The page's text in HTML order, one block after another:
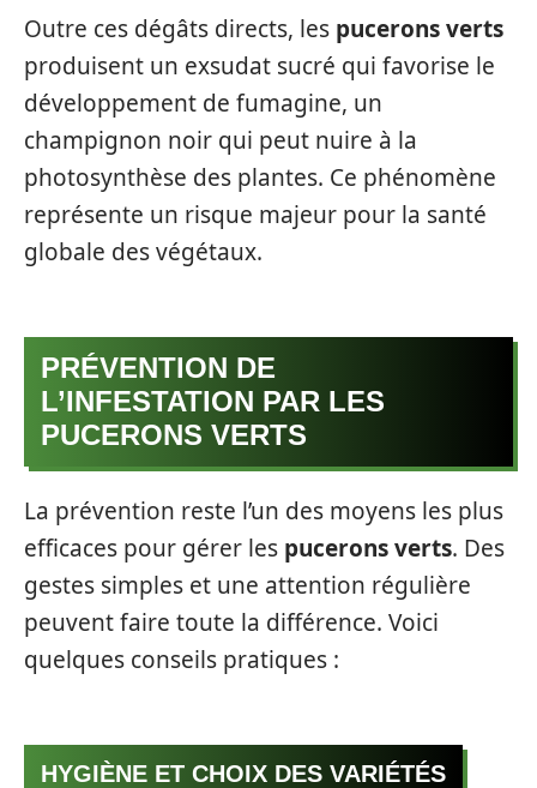
Outre ces dégâts directs, les pucerons verts
produisent un exsudat sucré qui favorise le
développement de fumagine, un
champignon noir qui peut nuire à la
photosynthèse des plantes. Ce phénomène
représente un risque majeur pour la santé
globale des végétaux.
PRÉVENTION DE
L’INFESTATION PAR LES
PUCERONS VERTS
La prévention reste l’un des moyens les plus
efficaces pour gérer les pucerons verts. Des
gestes simples et une attention régulière
peuvent faire toute la différence. Voici
quelques conseils pratiques :
HYGIÈNE ET CHOIX DES VARIÉTÉS